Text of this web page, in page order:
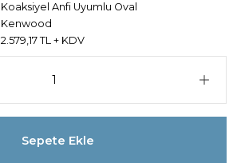
Koaksiyel Anfi Uyumlu Oval
Kenwood
2.579,17 TL + KDV
Sepete Ekle